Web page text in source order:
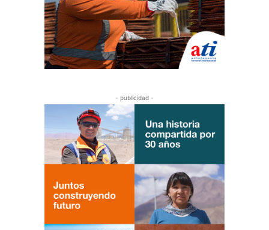
- publicidad -